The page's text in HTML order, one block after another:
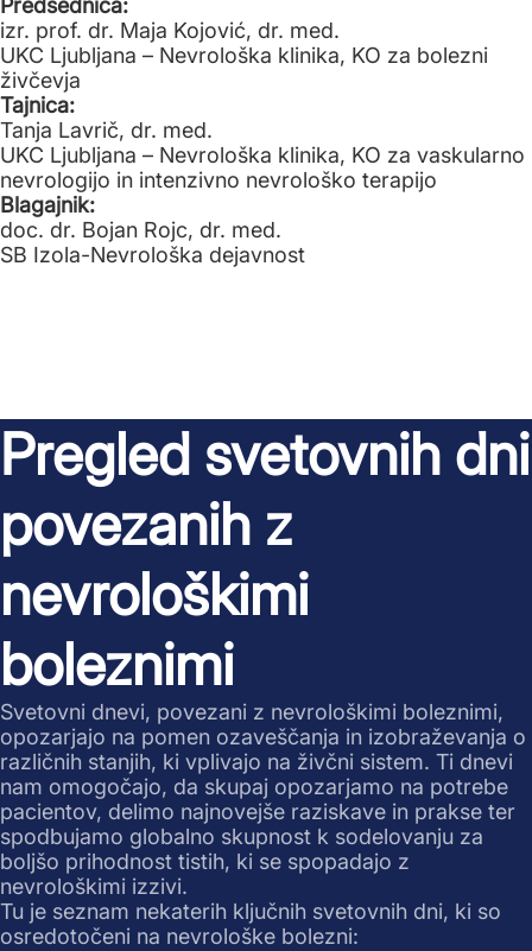
Predsednica:
izr. prof. dr. Maja Kojović, dr. med.
UKC Ljubljana – Nevrološka klinika, KO za bolezni
živčevja
Tajnica:
Tanja Lavrič, dr. med.
UKC Ljubljana – Nevrološka klinika, KO za vaskularno
nevrologijo in intenzivno nevrološko terapijo
Blagajnik:
doc. dr. Bojan Rojc, dr. med.
SB Izola-Nevrološka dejavnost
Pregled svetovnih dni
povezanih z
nevrološkimi
boleznimi
Svetovni dnevi, povezani z nevrološkimi boleznimi,
opozarjajo na pomen ozaveščanja in izobraževanja o
različnih stanjih, ki vplivajo na živčni sistem. Ti dnevi
nam omogočajo, da skupaj opozarjamo na potrebe
pacientov, delimo najnovejše raziskave in prakse ter
spodbujamo globalno skupnost k sodelovanju za
boljšo prihodnost tistih, ki se spopadajo z
nevrološkimi izzivi.
Tu je seznam nekaterih ključnih svetovnih dni, ki so
osredotočeni na nevrološke bolezni: